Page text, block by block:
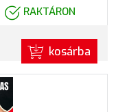
RAKTÁRON
kosárba